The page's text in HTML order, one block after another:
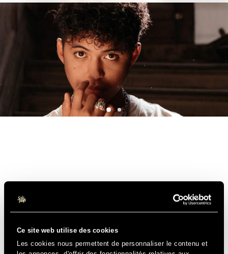
Ce site web utilise des cookies
Les cookies nous permettent de personnaliser le contenu et